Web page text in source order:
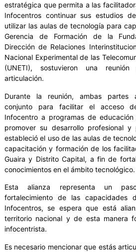
estratégica que permita a las
Infocentros continuar sus estudios
utilizar las aulas de tecnología para
Gerencia de Formación de la
Dirección de Relaciones
Nacional Experimental de las
(UNETI), sostuvieron una
articulación.
Durante la reunión, ambas partes
conjunto para facilitar el acceso
Infocentro a programas de
promover su desarrollo profesional y
estableció el uso de las aulas de
capacitación y formación de los
Guaira y Distrito Capital, a fin de
conocimientos en el ámbito tecnológico.
Esta alianza representa un
fortalecimiento de las capacidades
Infocentros, se espera que está
territorio nacional y de esta manera
infocentrista.
Es necesario mencionar que estás